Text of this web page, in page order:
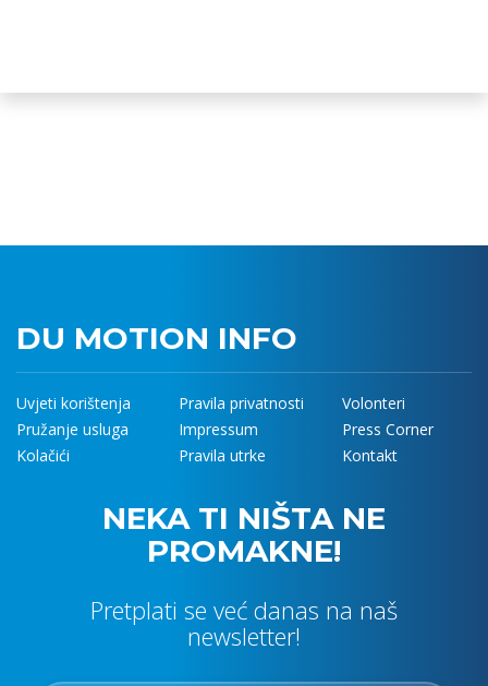
DU MOTION INFO
Uvjeti korištenja
Pružanje usluga
Kolačići
Pravila privatnosti
Impressum
Pravila utrke
Volonteri
Press Corner
Kontakt
NEKA TI NIŠTA NE
PROMAKNE!
Pretplati se već danas na naš
newsletter!